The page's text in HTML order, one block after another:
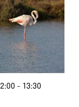
- 13:30